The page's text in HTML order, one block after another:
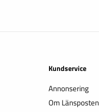
Kundservice
Annonsering
Om Länsposten